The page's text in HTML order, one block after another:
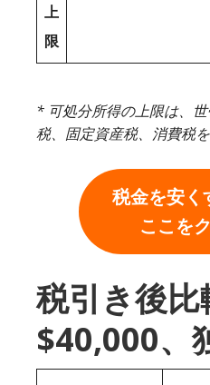
上
限
* 可処分所得の上限は、
税、固定資産税、消費税
税金を安く
ここを
税引き後
$40,000、